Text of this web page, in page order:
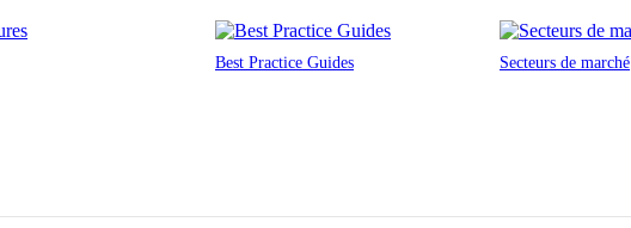
Best Practice Guides Secteurs de marché